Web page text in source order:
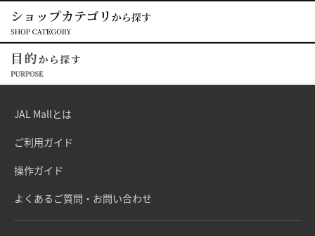
JAL Mallとは
ご利用ガイド
操作ガイド
よくあるご質問・お問い合わせ